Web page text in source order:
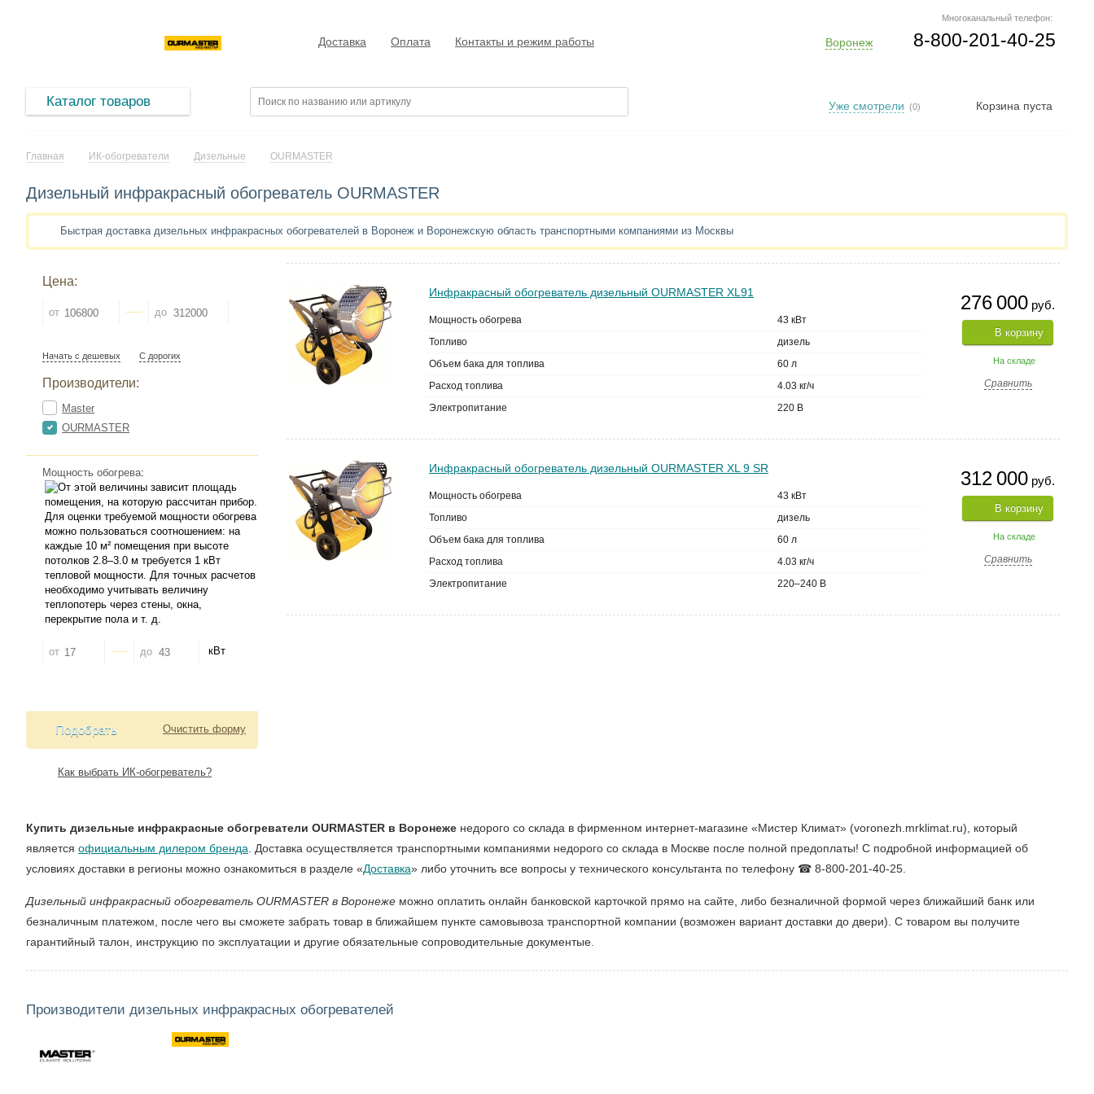
Многоканальный телефон:
8-800-201-40-25
Воронеж
Доставка Оплата Контакты и режим работы
Каталог товаров Корзина пуста
Уже смотрели (0)
Главная ИК-обогреватели Дизельные OURMASTER
Дизельный инфракрасный обогреватель OURMASTER
Быстрая доставка дизельных инфракрасных обогревателей в Воронеж и Воронежскую область транспортными компаниями из Москвы
Цена:
от до
Начать с дешевых С дорогих
Производители:
Master
OURMASTER
Мощность обогрева:
от до кВт
Очистить форму
Подобрать
Как выбрать ИК-обогреватель?
276 000 руб.
В корзину
На складе
Сравнить
Инфракрасный обогреватель дизельный OURMASTER XL91
Мощность обогрева
43 кВт
Топливо
дизель
Объем бака для топлива
60 л
Расход топлива
4.03 кг/ч
Электропитание
220 В
312 000 руб.
В корзину
На складе
Сравнить
Инфракрасный обогреватель дизельный OURMASTER XL 9 SR
Мощность обогрева
43 кВт
Топливо
дизель
Объем бака для топлива
60 л
Расход топлива
4.03 кг/ч
Электропитание
220–240 В
Купить дизельные инфракрасные обогреватели OURMASTER в Воронеже недорого со склада в фирменном интернет-магазине «Мистер Климат» (voronezh.mrklimat.ru), который
является официальным дилером бренда . Доставка осуществляется транспортными компаниями недорого со склада в Москве после полной предоплаты! С подробной информацией об
условиях доставки в регионы можно ознакомиться в разделе «Доставка» либо уточнить все вопросы у технического консультанта по телефону ☎ 8-800-201-40-25.
Дизельный инфракрасный обогреватель OURMASTER в Воронеже можно оплатить онлайн банковской карточкой прямо на сайте, либо безналичной формой через ближайший банк или
безналичным платежом, после чего вы сможете забрать товар в ближайшем пункте самовывоза транспортной компании (возможен вариант доставки до двери). С товаром вы получите
гарантийный талон, инструкцию по эксплуатации и другие обязательные сопроводительные документые.
Производители дизельных инфракрасных обогревателей